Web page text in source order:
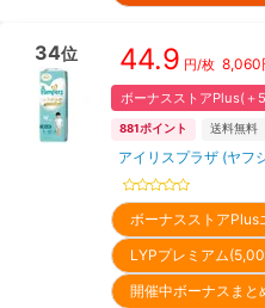
34位 44.9 円/枚 8,060
ボーナスストアPlus(＋
881ポイント 送料無料
アイリスプラザ (ヤフ
ボーナスストア
LYPプレミアム
開催中ボーナスま